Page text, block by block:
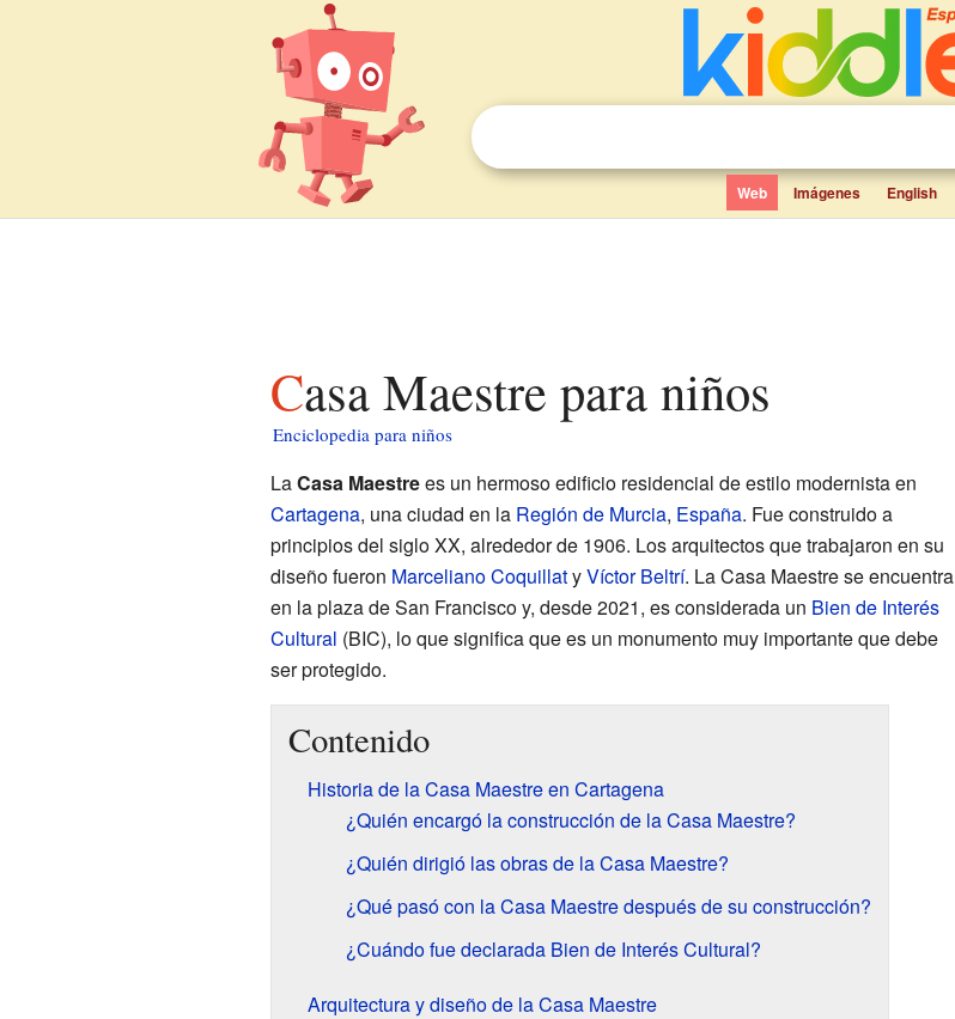
Web Imágenes English
Casa Maestre para niños
Enciclopedia para niños
LaCasa Maestrees un hermoso edificio residencial de estilo modernista en
Cartagena, una ciudad en la Región de Murcia, España. Fue construido a
principios del siglo XX, alrededor de 1906. Los arquitectos que trabajaron en su
diseño fueron Marceliano CoquillatyVíctor Beltrí. La Casa Maestre se encuentra
en la plaza de San Francisco y, desde 2021, es considerada un Bien de Interés
Cultural (BIC), lo que significa que es un monumento muy importante que debe
ser protegido.
Contenido
Historia de la Casa Maestre en Cartagena
¿Quién encargó la construcción de la Casa Maestre?
¿Quién dirigió las obras de la Casa Maestre?
¿Qué pasó con la Casa Maestre después de su construcción?
¿Cuándo fue declarada Bien de Interés Cultural?
Arquitectura y diseño de la Casa Maestre